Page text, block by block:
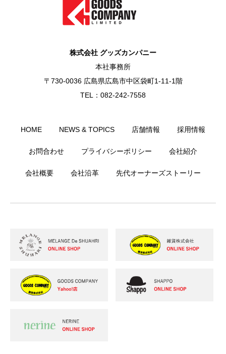
株式会社 グッズカンパニー
本社事務所
〒730-0036 広島県広島市中区袋町1-11-1階
TEL：082-242-7558
HOME NEWS & TOPICS 店舗情報 採用情報
お問合わせ プライバシーポリシー 会社紹介
会社概要 会社沿革 先代オーナーズストーリー